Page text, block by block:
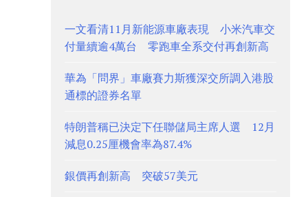
一文看清11月新能源車廠表現 小米汽車交
付量續逾4萬台 零跑車全系交付再創新高
華為「問界」車廠賽力斯獲深交所調入港股
通標的證券名單
特朗普稱已決定下任聯儲局主席人選 12月
減息0.25厘機會率為87.4%
銀價再創新高 突破57美元